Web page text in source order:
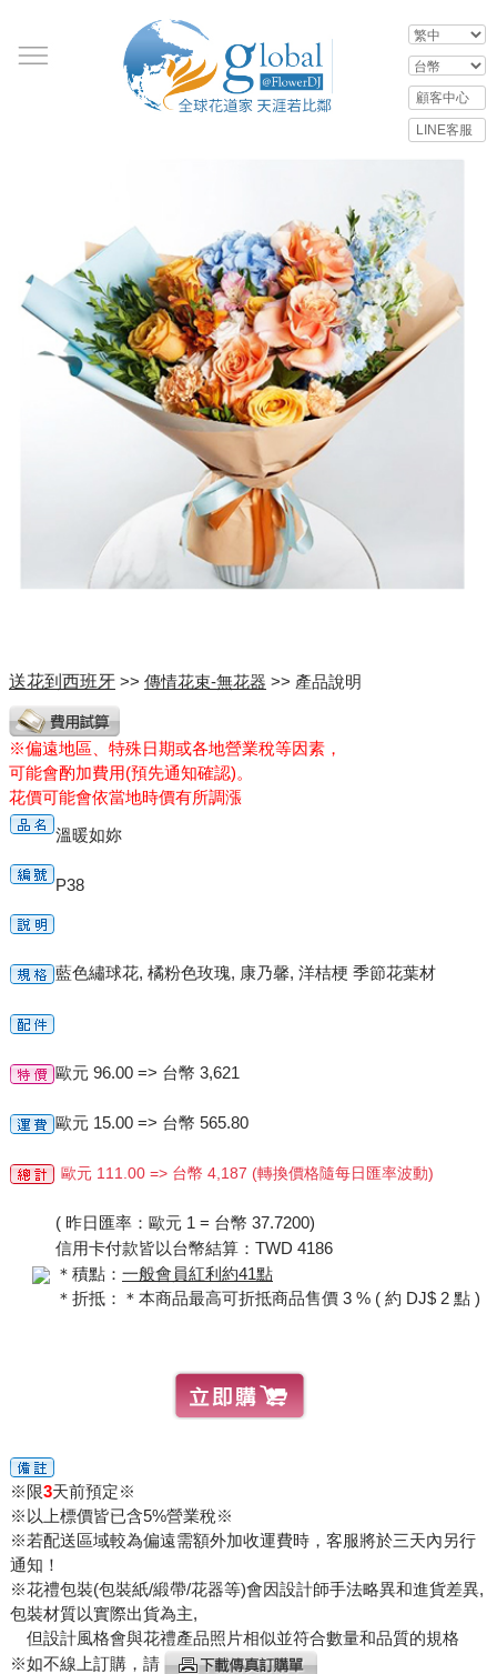
送花到西班牙 >> 傳情花束-無花器 >> 產品說明
※偏遠地區、特殊日期或各地營業稅等因素，
可能會酌加費用(預先通知確認)。
花價可能會依當地時價有所調漲
溫暖如妳
P38
藍色繡球花, 橘粉色玫瑰, 康乃馨, 洋桔梗 季節花葉材
歐元 96.00 => 台幣 3,621
歐元 15.00 => 台幣 565.80
歐元 111.00 => 台幣 4,187 (轉換價格隨每日匯率波動)
( 昨日匯率：歐元 1 = 台幣 37.7200)
信用卡付款皆以台幣結算：TWD 4186
＊積點： 一般會員紅利約41點
＊折抵：＊本商品最高可折抵商品售價 3 % ( 約 DJ$ 2 點 )
※限3天前預定※
※以上標價皆已含5%營業稅※
※若配送區域較為偏遠需額外加收運費時，客服將於三天內另行
通知！
※花禮包裝(包裝紙/緞帶/花器等)會因設計師手法略異和進貨差異,
包裝材質以實際出貨為主,
但設計風格會與花禮產品照片相似並符合數量和品質的規格
※如不線上訂購，請